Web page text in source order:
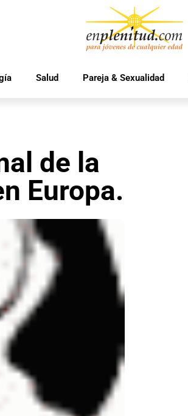
Salud Pareja & Sexualidad
de la
Europa.